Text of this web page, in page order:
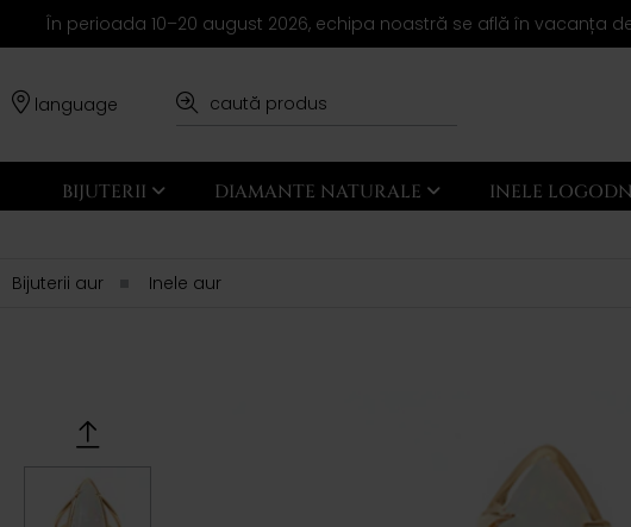
În perioada 10–20 august 2026, echipa noastră se află în vacanța
language
BIJUTERII DIAMANTE NATURALE INELE
Bijuterii aur Inele aur